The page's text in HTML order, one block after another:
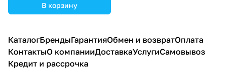
В корзину
КаталогБрендыГарантияОбмен и возвратОплата
КонтактыО компанииДоставкаУслугиСамовывоз
Кредит и рассрочка